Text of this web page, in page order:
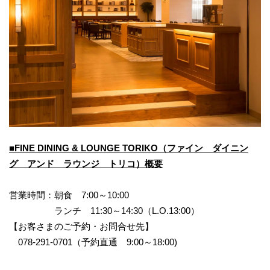
■FINE DINING & LOUNGE TORIKO（ファイン ダイニン
グ アンド ラウンジ トリコ）概要
営業時間：朝食 7:00～10:00
ランチ 11:30～14:30（L.O.13:00）
【お客さまのご予約・お問合せ先】
078-291-0701（予約直通 9:00～18:00)